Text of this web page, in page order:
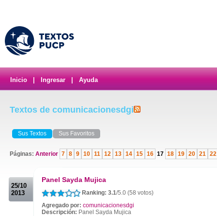
Inicio Ingresar Ayuda
Textos de comunicacionesdgi
Sus Textos Sus Favoritos
Páginas: Anterior 7 8 9 10 11 12 13 14 15 16 17 18 19 20 21 22
25/10
2013
Panel Sayda Mujica
Ranking: 3.1/5.0 (58 votos)
Agregado por: comunicacionesdgi
Descripción: Panel Sayda Mujica